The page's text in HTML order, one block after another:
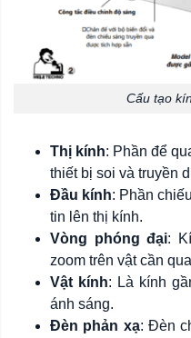
Cấu tạo
Thị kính: Phần để
thiết bị soi và truyền
Đầu kính: Phần
tin lên thị kính.
Vòng phóng đại:
zoom trên vật cần
Vật kính: Là kính
ánh sáng.
Đèn phản xạ: Đèn